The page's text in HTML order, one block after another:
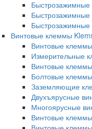
Винтовые клеммы
Винтовые
Измерительные
Винтовые
Болтовые
Заземляющие
Двухъярусные
Многоярусные
Винтовые